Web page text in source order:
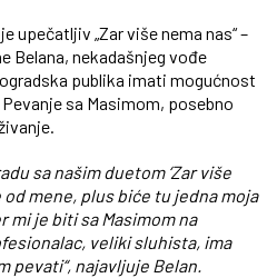
upečatljiv „Zar više nema nas“ –
Belana, nekadašnjeg vođe
publika imati mogućnost
sa Masimom, posebno
sa našim duetom ‘Zar više
od mene, plus biće tu jedna moja
mi je biti sa Masimom na
veliki sluhista, ima
pevati“, najavljuje Belan.